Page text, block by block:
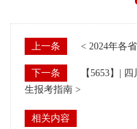
上一条 < 2024年各
下一条
【5653】|
生报考指南 >
相关内容